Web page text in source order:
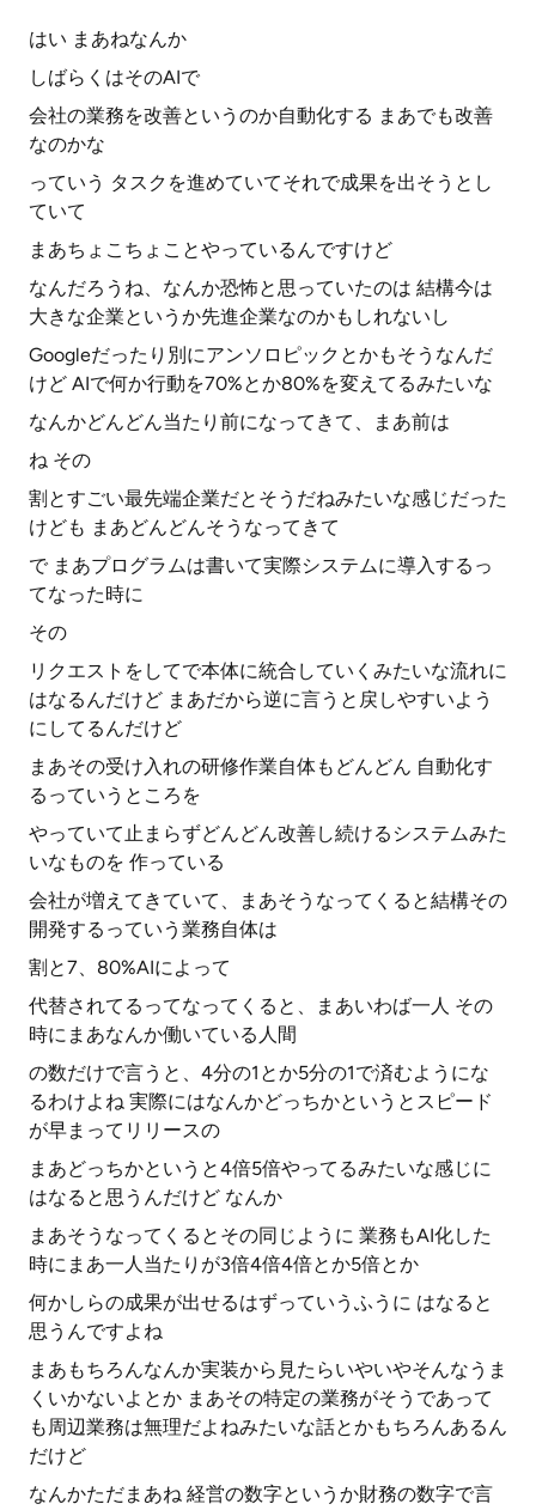
はい まあねなんか
しばらくはそのAIで
会社の業務を改善というのか自動化する まあでも改善
なのかな
っていう タスクを進めていてそれで成果を出そうとし
ていて
まあちょこちょことやっているんですけど
なんだろうね、なんか恐怖と思っていたのは 結構今は
大きな企業というか先進企業なのかもしれないし
Googleだったり別にアンソロピックとかもそうなんだ
けど AIで何か行動を70%とか80%を変えてるみたいな
なんかどんどん当たり前になってきて、まあ前は
ね その
割とすごい最先端企業だとそうだねみたいな感じだった
けども まあどんどんそうなってきて
で まあプログラムは書いて実際システムに導入するっ
てなった時に
その
リクエストをしてで本体に統合していくみたいな流れに
はなるんだけど まあだから逆に言うと戻しやすいよう
にしてるんだけど
まあその受け入れの研修作業自体もどんどん 自動化す
るっていうところを
やっていて止まらずどんどん改善し続けるシステムみた
いなものを 作っている
会社が増えてきていて、まあそうなってくると結構その
開発するっていう業務自体は
割と7、80%AIによって
代替されてるってなってくると、まあいわば一人 その
時にまあなんか働いている人間
の数だけで言うと、4分の1とか5分の1で済むようにな
るわけよね 実際にはなんかどっちかというとスピード
が早まってリリースの
まあどっちかというと4倍5倍やってるみたいな感じに
はなると思うんだけど なんか
まあそうなってくるとその同じように 業務もAI化した
時にまあ一人当たりが3倍4倍4倍とか5倍とか
何かしらの成果が出せるはずっていうふうに はなると
思うんですよね
まあもちろんなんか実装から見たらいやいやそんなうま
くいかないよとか まあその特定の業務がそうであって
も周辺業務は無理だよねみたいな話とかもちろんあるん
だけど
なんかただまあね 経営の数字というか財務の数字で言